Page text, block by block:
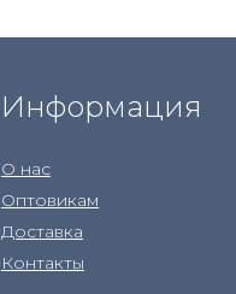
Информация
О нас
Оптовикам
Доставка
Контакты